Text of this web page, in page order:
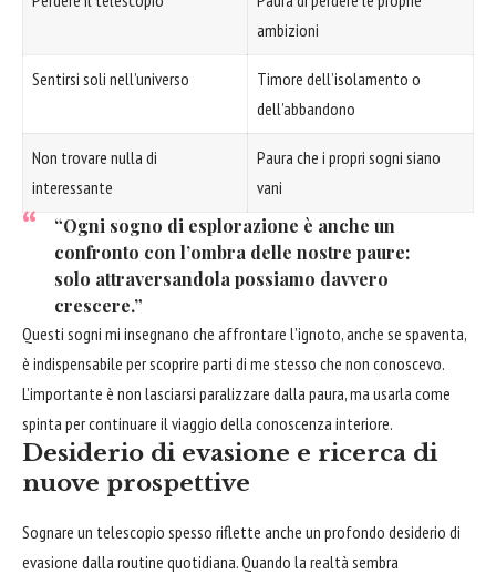
ambizioni
Sentirsi soli nell’universo
Timore dell’isolamento o
dell’abbandono
Non trovare nulla di
interessante
Paura che i propri sogni siano
vani
“Ogni sogno di esplorazione è anche un
confronto con l’ombra delle nostre paure:
solo attraversandola possiamo davvero
crescere.”
Questi sogni mi insegnano che affrontare l’ignoto, anche se spaventa,
è indispensabile per scoprire parti di me stesso che non conoscevo.
L’importante è non lasciarsi paralizzare dalla paura, ma usarla come
spinta per continuare il viaggio della conoscenza interiore.
Desiderio di evasione e ricerca di
nuove prospettive
Sognare un telescopio spesso riflette anche un profondo desiderio di
evasione dalla routine quotidiana. Quando la realtà sembra